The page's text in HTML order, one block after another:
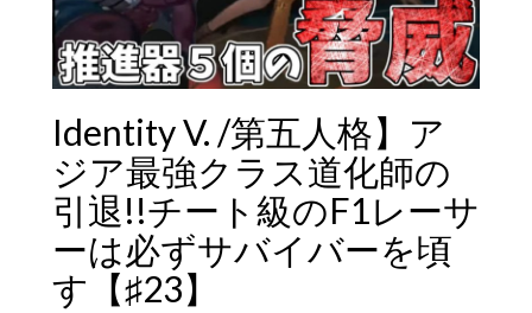
Identity V. /第五人格】ア
ジア最強クラス道化師の
引退!!チート級のF1レーサ
ーは必ずサバイバーを頃
す【♯23】